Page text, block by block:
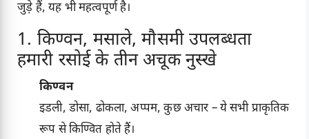
जुड़े हैं, यह भी महत्वपूर्ण है।
1. किण्वन, मसाले, मौसमी उपलब्धता
हमारी रसोई के तीन अचूक नुस्खे
किण्वन
इडली, डोसा, ढोकला, अप्पम, कुछ अचार – ये सभी प्राकृतिक
रूप से किण्वित होते हैं।